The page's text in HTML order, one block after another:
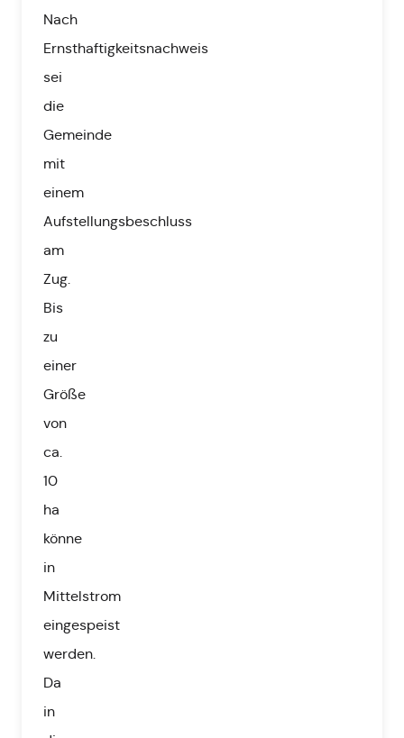
Nach
Ernsthaftigkeitsnachweis
sei
die
Gemeinde
mit
einem
Aufstellungsbeschluss
am
Zug.
Bis
zu
einer
Größe
von
ca.
10
ha
könne
in
Mittelstrom
eingespeist
werden.
Da
in